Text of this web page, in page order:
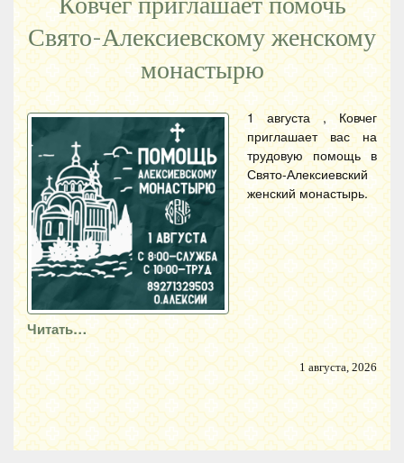
Свято-Алексиевскому женскому
монастырю
1 августа , Ковчег
приглашает вас на
трудовую помощь в
Свято-Алексиевский
женский монастырь.
Читать…
1 августа, 2026